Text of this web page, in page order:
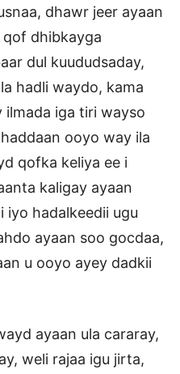
dhawr jeer ayaan
dhibkayga
dul kuududsaday,
hadli waydo, kama
ilmada iga tiri wayso
ooyo way ila
qofka keliya ee i
kaligay ayaan
iyo hadalkeedii ugu
ayaan soo gocdaa,
u ooyo ayey dadkii
ayaan ula cararay,
weli rajaa igu jirta,